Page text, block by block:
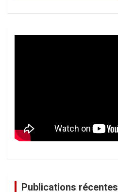
Publications récentes